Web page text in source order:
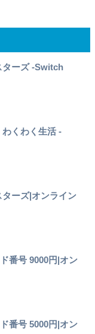
ターズ -Switch
わくわく生活 -
ターズ|オンライン
番号 9000円|オン
番号 5000円|オン